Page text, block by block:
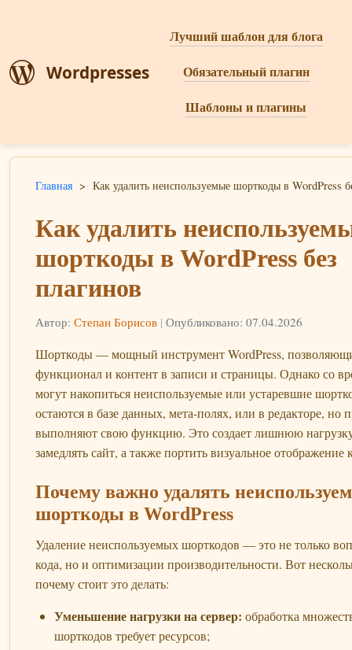
Wordpresses
Лучший шаблон для блога
Обязательный плагин
Шаблоны и плагины
Главная > Как удалить неиспользуемые шорткоды в WordPress
Как удалить
шорткоды в WordPress без
плагинов
Автор: Степан Борисов | Опубликовано: 07.04.2026
Шорткоды — мощный инструмент WordPress,
функционал и контент в записи и страницы. Однако со
могут накопиться неиспользуемые или устаревшие
остаются в базе данных, мета-полях, или в редакторе, но
выполняют свою функцию. Это создает лишнюю
замедлять сайт, а также портить визуальное отображение
Почему важно удалять
шорткоды в WordPress
Удаление неиспользуемых шорткодов — это не только
кода, но и оптимизации производительности. Вот
почему стоит это делать:
Уменьшение нагрузки на сервер: обработка
шорткодов требует ресурсов;